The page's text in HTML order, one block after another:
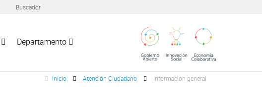
Buscador
Departamento
Inicio Atención Ciudadano Información general